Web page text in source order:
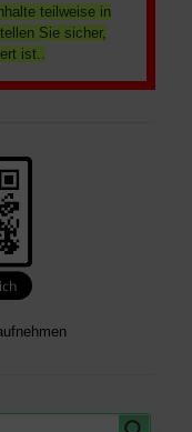
teilweise in
Sie sicher,
ist..